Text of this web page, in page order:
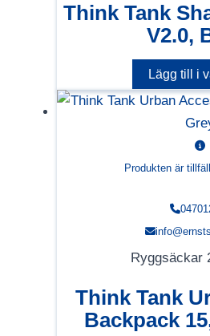
Think Tank
V2.0,
Lägg till i
Produkten är
Ryggsäckar
Think Tank
Backpack